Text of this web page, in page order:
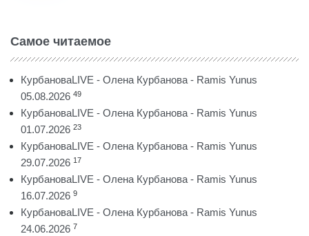
Самое читаемое
КурбановаLIVE - Олена Курбанова - Ramis Yunus
05.08.2026 49
КурбановаLIVE - Олена Курбанова - Ramis Yunus
01.07.2026 23
КурбановаLIVE - Олена Курбанова - Ramis Yunus
29.07.2026 17
КурбановаLIVE - Олена Курбанова - Ramis Yunus
16.07.2026 9
КурбановаLIVE - Олена Курбанова - Ramis Yunus
24.06.2026 7